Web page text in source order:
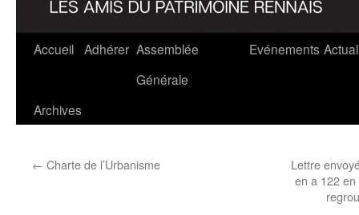
Aller
contenu
Accueil Adhérer Assemblée
Générale
Evénements
Archives
← Charte de l’Urbanisme
Lettre
en a 122